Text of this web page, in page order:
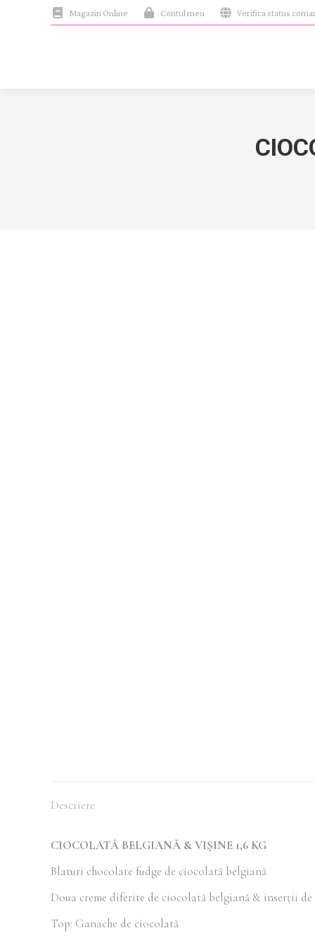
Magazin Online Contul meu Verifica status
Descriere
CIOCOLATĂ BELGIANĂ & VIȘINE 1,6 KG
Blaturi chocolate fudge de ciocolată belgiană
Doua creme diferite de ciocolată belgiană & inserții de
Top: Ganache de ciocolată